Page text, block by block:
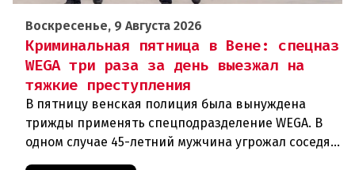
Воскресенье, 9 Августа 2026
Криминальная пятница в Вене: спецназ
WEGA три раза за день выезжал на
тяжкие преступления
В пятницу венская полиция была вынуждена
трижды применять спецподразделение WEGA. В
одном случае 45-летний мужчина угрожал соседям